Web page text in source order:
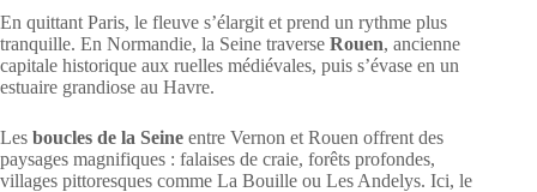
En quittant Paris, le fleuve s’élargit et prend un rythme plus
tranquille. En Normandie, la Seine traverse Rouen, ancienne
capitale historique aux ruelles médiévales, puis s’évase en un
estuaire grandiose au Havre.
Les boucles de la Seine entre Vernon et Rouen offrent des
paysages magnifiques : falaises de craie, forêts profondes,
villages pittoresques comme La Bouille ou Les Andelys. Ici, le